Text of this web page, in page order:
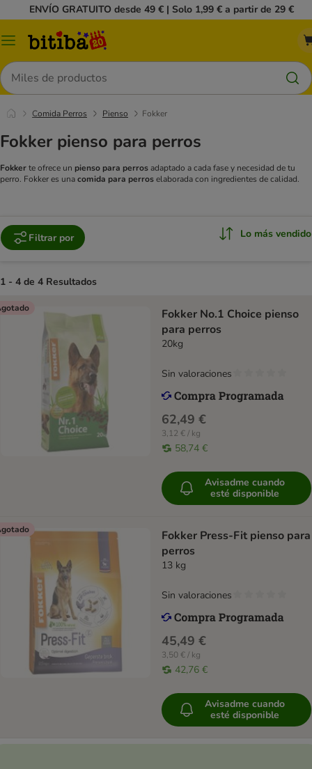
ENVÍO GRATUITO desde 49 € | Solo 1,99 € a partir de 29 €
Menú
Buscar
Comida Perros Pienso Fokker
Fokker pienso para perros
Fokkerte ofrece un pienso para perrosadaptado a cada fase y necesidad de tu
perro. Fokker es unacomida para perroselaborada con ingredientes de calidad.
Filtrar por Lo más vendido
1 - 4 de 4 Resultados
Fokker No.1 Choice pienso
para perros
20kg
62,49 €
3,12 € / kg
58,74 €
Sin valoraciones
Avisadme cuando
esté disponible
Fokker Press-Fit pienso para
perros
13 kg
45,49 €
3,50 € / kg
42,76 €
Sin valoraciones
Avisadme cuando
esté disponible